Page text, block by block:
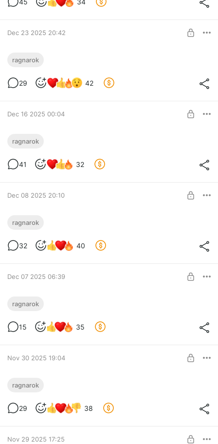
Первопрофник
Dec 23 2025 20:42
Релиз главы 225!
Level required:
Первопрофник
ragnarok
29 42
Dec 16 2025 00:04
Релиз главы 224!
Level required:
Первопрофник
ragnarok
41 32
Dec 08 2025 20:10
Релиз главы 223!
Level required:
Первопрофник
ragnarok
32 40
Dec 07 2025 06:39
Релиз главы 222!
Level required:
Первопрофник
ragnarok
15 35
Nov 30 2025 19:04
Релиз главы 221
Level required:
Первопрофник
ragnarok
29 38
Nov 29 2025 17:25